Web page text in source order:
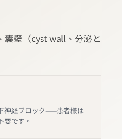
囊壁（cyst wall、分泌と
神経ブロック——患者様は
要です。